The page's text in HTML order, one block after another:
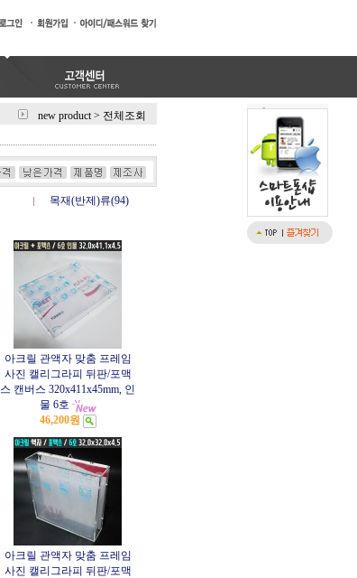
new product> 전체조회
목재(반제)류(94)
아크릴 관액자 맞춤 프레임
사진 캘리그라피 뒤판/포맥
스 캔버스 320x411x45mm, 인
물 6호
46,200원
아크릴 관액자 맞춤 프레임
사진 캘리그라피 뒤판/포맥